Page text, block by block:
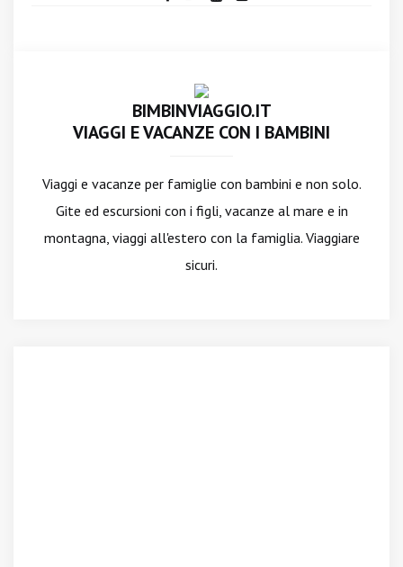
BIMBINVIAGGIO.IT
VIAGGI E VACANZE CON I BAMBINI
Viaggi e vacanze per famiglie con bambini e non solo.
Gite ed escursioni con i figli, vacanze al mare e in
montagna, viaggi all'estero con la famiglia. Viaggiare
sicuri.